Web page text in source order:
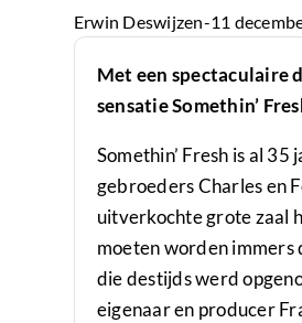
Erwin Deswijzen-11
Met een spectaculaire
sensatie Somethin’
Somethin’ Fresh is al
gebroeders Charles en
uitverkochte grote zaal
moeten worden immers
die destijds werd
eigenaar en producer